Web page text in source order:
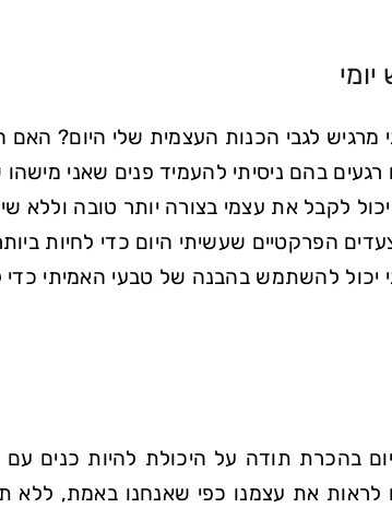
מרגיש לגבי הכנות העצמית שלי היום? האם
רגעים בהם ניסיתי להעמיד פנים שאני
יכול לקבל את עצמי בצורה יותר טובה וללא
הפרקטיים שעשיתי היום כדי לחיות
יכול להשתמש בהבנה של טבעי האמיתי
בהכרת תודה על היכולת להיות כנים עם
את עצמנו כפי שאנחנו באמת, ללא